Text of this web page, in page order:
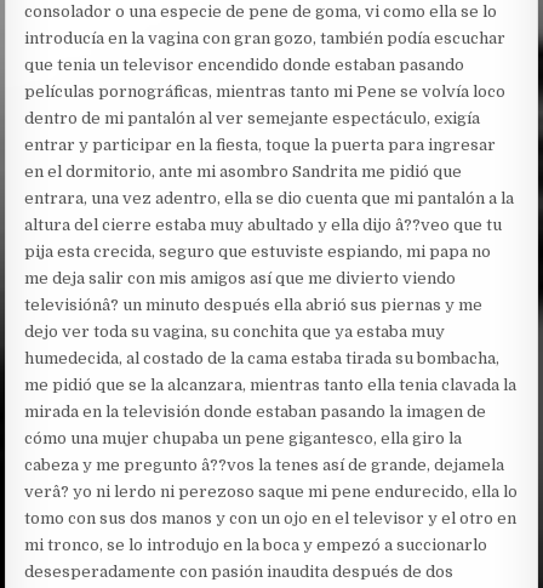
consolador o una especie de pene de goma, vi como ella se lo
introducía en la vagina con gran gozo, también podía escuchar
que tenia un televisor encendido donde estaban pasando
películas pornográficas, mientras tanto mi Pene se volvía loco
dentro de mi pantalón al ver semejante espectáculo, exigía
entrar y participar en la fiesta, toque la puerta para ingresar
en el dormitorio, ante mi asombro Sandrita me pidió que
entrara, una vez adentro, ella se dio cuenta que mi pantalón a la
altura del cierre estaba muy abultado y ella dijo â??veo que tu
pija esta crecida, seguro que estuviste espiando, mi papa no
me deja salir con mis amigos así que me divierto viendo
televisiónâ? un minuto después ella abrió sus piernas y me
dejo ver toda su vagina, su conchita que ya estaba muy
humedecida, al costado de la cama estaba tirada su bombacha,
me pidió que se la alcanzara, mientras tanto ella tenia clavada la
mirada en la televisión donde estaban pasando la imagen de
cómo una mujer chupaba un pene gigantesco, ella giro la
cabeza y me pregunto â??vos la tenes así de grande, dejamela
verâ? yo ni lerdo ni perezoso saque mi pene endurecido, ella lo
tomo con sus dos manos y con un ojo en el televisor y el otro en
mi tronco, se lo introdujo en la boca y empezó a succionarlo
desesperadamente con pasión inaudita después de dos